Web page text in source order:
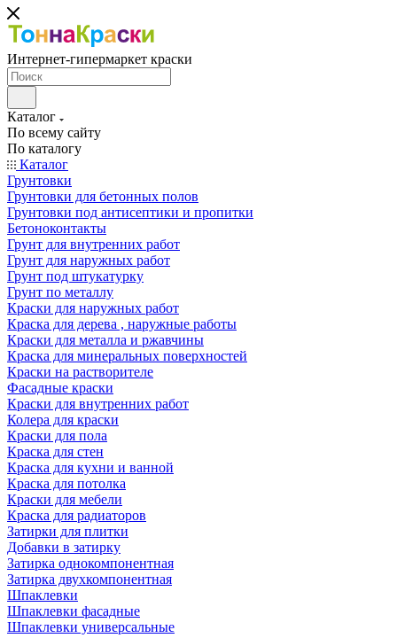
Интернет-гипермаркет краски
Каталог
По всему сайту
По каталогу
Каталог
Грунтовки
Грунтовки для бетонных полов
Грунтовки под антисептики и пропитки
Бетоноконтакты
Грунт для внутренних работ
Грунт для наружных работ
Грунт под штукатурку
Грунт по металлу
Краски для наружных работ
Краска для дерева , наружные работы
Краски для металла и ржавчины
Краска для минеральных поверхностей
Краски на растворителе
Фасадные краски
Краски для внутренних работ
Колера для краски
Краски для пола
Краска для стен
Краска для кухни и ванной
Краска для потолка
Краски для мебели
Краска для радиаторов
Затирки для плитки
Добавки в затирку
Затирка однокомпонентная
Затирка двухкомпонентная
Шпаклевки
Шпаклевки фасадные
Шпаклевки универсальные